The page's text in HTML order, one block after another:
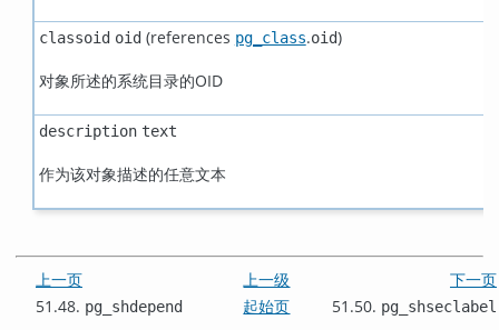
classoid oid(references pg_class.oid)
对象所述的系统目录的OID
description text
作为该对象描述的任意文本
上一页 上一级
下一页
51.48. pg_shdepend 起始页 51.50. pg_shseclabel